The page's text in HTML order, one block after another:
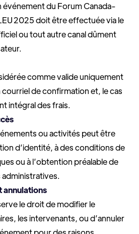
événement du Forum Canada-
2025 doit être effectuée via le
ou tout autre canal dûment
comme valide uniquement
de confirmation et, le cas
intégral des frais.
ou activités peut être
d’identité, à des conditions de
ou à l’obtention préalable de
annulations
le droit de modifier le
les intervenants, ou d’annuler